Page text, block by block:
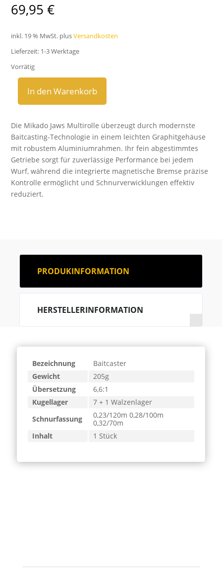
69,95€
inkl. 19 % MwSt. plusVersandkosten
Lieferzeit: 1-3 Werktage
Vorrätig
MIKADO
MULTIPLIKATOR
JAWS
151
LH
Menge
In den Warenkorb
Die Mikado Jaws Multirolle überzeugt durch modernste
Baitcasting-Technologie in einem leichten Graphitgehäuse
mit robustem Aluminiumrahmen. Ihr fein abgestimmtes
Getriebe sorgt für zuverlässige Performance bei jedem
Wurf, während die integrierte magnetische Bremse präzise
Kontrolle ermöglicht und Schnurverwicklungen effektiv
reduziert.
Bezeichnung
Baitcaster
Gewicht
205g
Übersetzung
6,6:1
Kugellager
7 + 1 Walzenlager
Schnurfassung
0,23/120m 0,28/100m
0,32/70m
Inhalt
1 Stück
PRODUKINFORMATION
HERSTELLERINFORMATION